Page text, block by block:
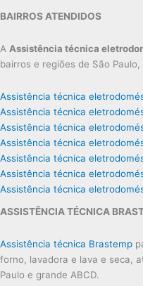
BAIRROS ATENDIDOS
A Assistência técnica
bairros e regiões de São
Assistência técnica
Assistência técnica
Assistência técnica
Assistência técnica
Assistência técnica
Assistência técnica
Assistência técnica
ASSISTÊNCIA TÉCNICA
Assistência técnica Brastemp
forno, lavadora e lava e seca,
Paulo e grande ABCD.